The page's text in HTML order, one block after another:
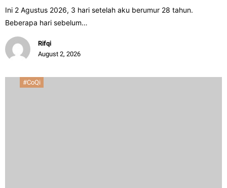
Ini 2 Agustus 2026, 3 hari setelah aku berumur 28 tahun.
Beberapa hari sebelum…
Rifqi
August 2, 2026
#CoQi